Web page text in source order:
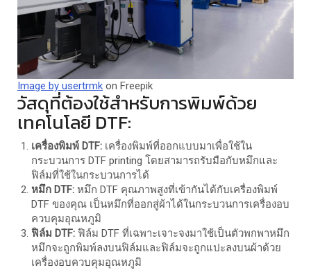
Image by usertrmk on Freepik
วัสดุที่ต้องใช้สำหรับการพิมพ์ด้วย
เทคโนโลยี DTF:
เครื่องพิมพ์ DTF: เครื่องพิมพ์ที่ออกแบบมาเพื่อใช้ใน
กระบวนการ DTF printing โดยสามารถรับมือกับหมึกและ
ฟิล์มที่ใช้ในกระบวนการได้
หมึก DTF: หมึก DTF คุณภาพสูงที่เข้ากันได้กับเครื่องพิมพ์
DTF ของคุณ เป็นหมึกที่ออกสู่ผ้าได้ในกระบวนการเครื่องอบ
ควบคุมอุณหภูมิ
ฟิล์ม DTF: ฟิล์ม DTF ที่เฉพาะเจาะจงมาใช้เป็นตัวพกพาหมึก
หมึกจะถูกพิมพ์ลงบนฟิล์มและฟิล์มจะถูกแปะลงบนผ้าด้วย
เครื่องอบควบคุมอุณหภูมิ